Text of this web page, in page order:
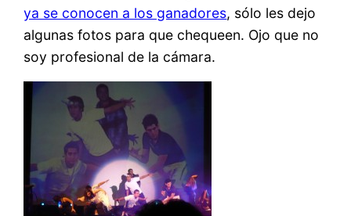
ya se conocen a los ganadores, sólo les dejo
algunas fotos para que chequeen. Ojo que no
soy profesional de la cámara.